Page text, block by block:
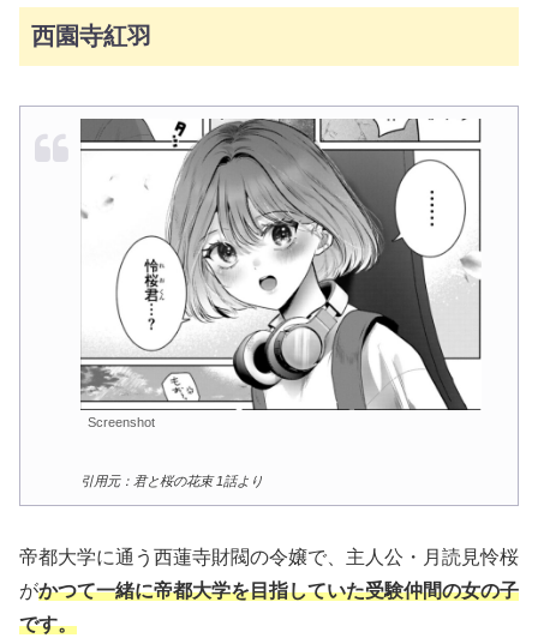
西園寺紅羽
Screenshot
引用元：君と桜の花束 1話より
帝都大学に通う西蓮寺財閥の令嬢で、主人公・月読見怜桜
がかつて一緒に帝都大学を目指していた受験仲間の女の子
です。